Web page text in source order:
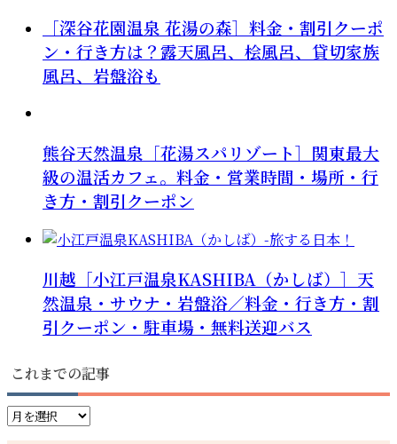
［深谷花園温泉 花湯の森］料金・割引クーポ
ン・行き方は？露天風呂、桧風呂、貸切家族
風呂、岩盤浴も
熊谷天然温泉［花湯スパリゾート］関東最大
級の温活カフェ。料金・営業時間・場所・行
き方・割引クーポン
川越［小江戸温泉KASHIBA（かしば）］天
然温泉・サウナ・岩盤浴／料金・行き方・割
引クーポン・駐車場・無料送迎バス
これまでの記事
こ